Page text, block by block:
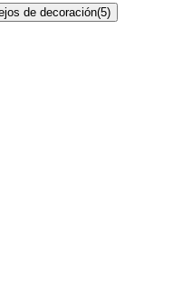
de decoración(5)